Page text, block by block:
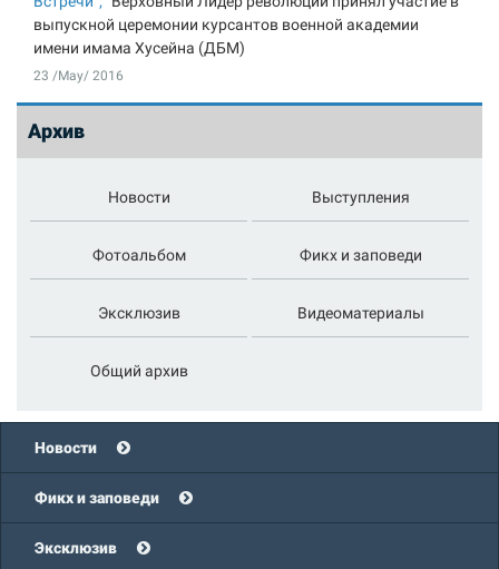
выпускной церемонии курсантов военной академии
имени имама Хусейна (ДБМ)
23 /May/ 2016
Архив
Новости Выступления
Фотоальбом Фикх и заповеди
Эксклюзив Видеоматериалы
Общий архив
Новости
Фикх и заповеди
Эксклюзив